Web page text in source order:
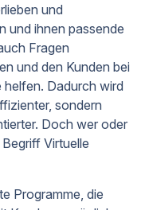
und
und ihnen passende
Fragen
und den Kunden bei
Dadurch wird
sondern
Doch wer oder
Virtuelle
Programme, die